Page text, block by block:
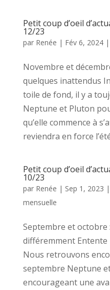
Petit coup d’oeil
12/23
par Renée | Fév 6, 2024|
Novembre et
quelques inattendus
toile de fond, il y a
Neptune et Pluton
qu’elle commence à
reviendra en force
Petit coup d’oeil
10/23
par Renée | Sep 1, 2023 |
mensuelle
Septembre et
différemment
Nous retrouvons
septembre Neptune
encourageant une